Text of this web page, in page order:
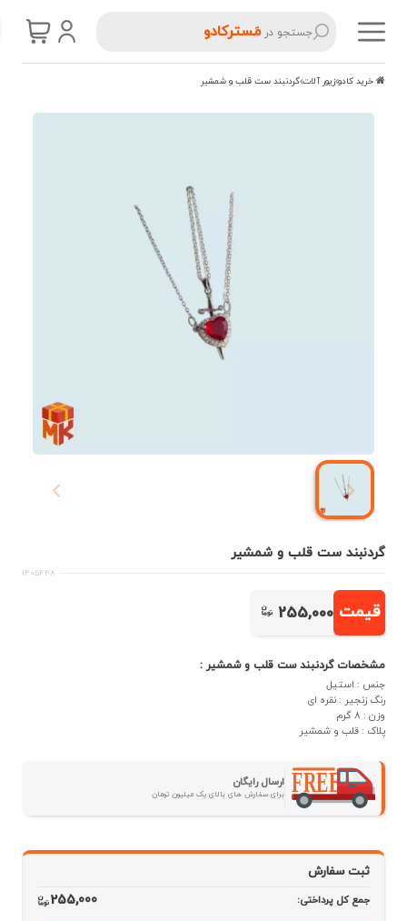
جستجو درمَسترکادو
زیور آلات گردنبند ست قلب و شمشیر
گردنبند ست قلب و شمشیر
1405448
قیمت 255,000
مشخصات گردنبند ست قلب و شمشیر :
جنس : استیل
رنگ زنجیر : نقره ای
وزن : 8 گرم
پلاک : قلب و شمشیر
ارسال رایگان
برای سفارش های بالای یک میلیون تومان
ثبت سفارش
جمع کل پرداختی: 255,000